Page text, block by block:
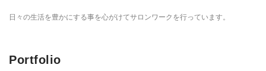
日々の生活を豊かにする事を心がけてサロンワークを行っています。
Portfolio